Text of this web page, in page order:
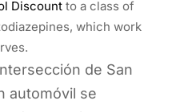
Discount to a class of
which work
de San
automóvil se